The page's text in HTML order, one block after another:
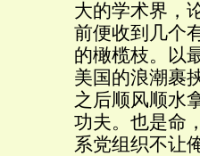
大的学术界，
前便收到几个
的橄榄枝。以
美国的浪潮裹
之后顺风顺水
功夫。也是命
系党组织不让